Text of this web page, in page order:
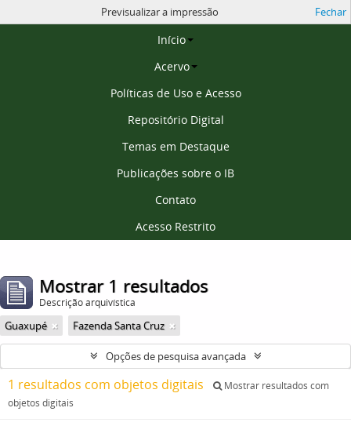
Página inicial
Início
Acervo
Políticas de Uso e Acesso
Repositório Digital
Temas em Destaque
Publicações sobre o IB
Contato
Acesso Restrito
Previsualizar a impressão Fechar
Mostrar 1 resultados
Descrição arquivística
Guaxupé Fazenda Santa Cruz
Opções de pesquisa avançada
1 resultados com objetos digitais
Mostrar resultados com
objetos digitais